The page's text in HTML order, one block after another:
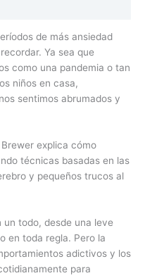
de más ansiedad
Ya sea que
como una pandemia o tan
niños en casa,
sentimos abrumados y
explica cómo
técnicas basadas en las
y pequeños trucos al
un todo, desde una leve
en toda regla. Pero la
adictivos y los
para